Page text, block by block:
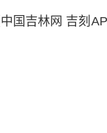
吉林网 吉刻